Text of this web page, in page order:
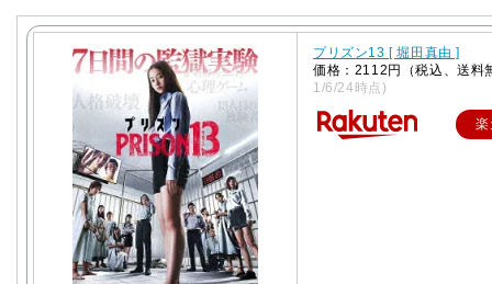
プリズン13 [ 堀田真由 ]
価格：2112円（税込、送料
1/6/24時点)